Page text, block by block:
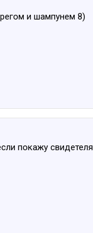
и шампунем 8)
покажу